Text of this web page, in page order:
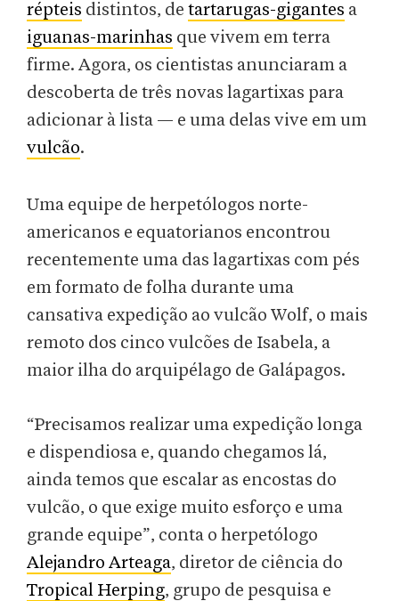
répteis distintos, de tartarugas-gigantes a
iguanas-marinhas que vivem em terra
firme. Agora, os cientistas anunciaram a
descoberta de três novas lagartixas para
adicionar à lista — e uma delas vive em um
vulcão.
Uma equipe de herpetólogos norte-
americanos e equatorianos encontrou
recentemente uma das lagartixas com pés
em formato de folha durante uma
cansativa expedição ao vulcão Wolf, o mais
remoto dos cinco vulcões de Isabela, a
maior ilha do arquipélago de Galápagos.
“Precisamos realizar uma expedição longa
e dispendiosa e, quando chegamos lá,
ainda temos que escalar as encostas do
vulcão, o que exige muito esforço e uma
grande equipe”, conta o herpetólogo
Alejandro Arteaga, diretor de ciência do
Tropical Herping, grupo de pesquisa e